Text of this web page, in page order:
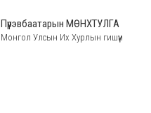
Пүрэвбаатарын МӨНХТУЛГА
Монгол Улсын Их Хурлын гишүүн